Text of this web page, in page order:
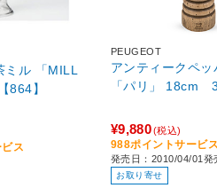
ミル 「MILL
】
ス
PEUGEOT
アンティークペッ
「パリ」 18cm
¥9,880(税込)
988ポイントサービス
発売日：2010/04/01発
お取り寄せ